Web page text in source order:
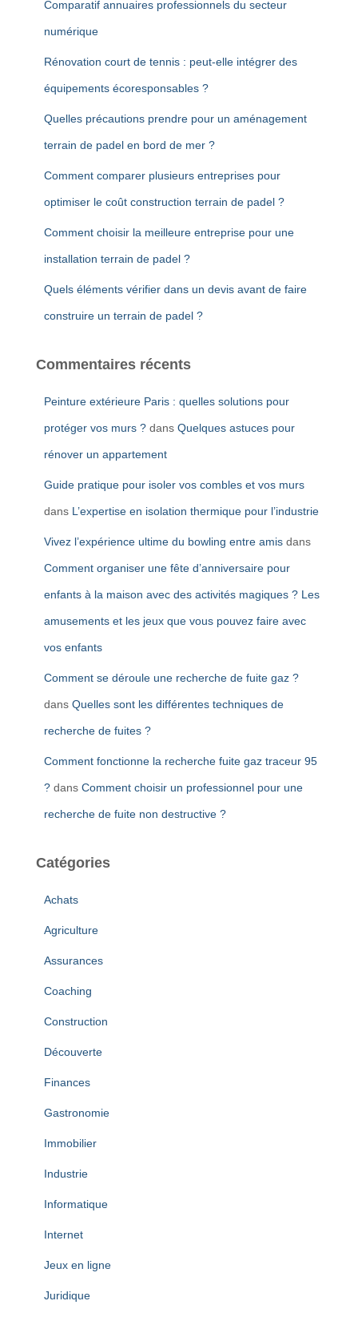
Comparatif annuaires professionnels du secteur
numérique
Rénovation court de tennis : peut-elle intégrer des
équipements écoresponsables ?
Quelles précautions prendre pour un aménagement
terrain de padel en bord de mer ?
Comment comparer plusieurs entreprises pour
optimiser le coût construction terrain de padel ?
Comment choisir la meilleure entreprise pour une
installation terrain de padel ?
Quels éléments vérifier dans un devis avant de faire
construire un terrain de padel ?
Commentaires récents
Peinture extérieure Paris : quelles solutions pour
protéger vos murs ? dans Quelques astuces pour
rénover un appartement
Guide pratique pour isoler vos combles et vos murs
dans L’expertise en isolation thermique pour l’industrie
Vivez l’expérience ultime du bowling entre amis dans
Comment organiser une fête d’anniversaire pour
enfants à la maison avec des activités magiques ? Les
amusements et les jeux que vous pouvez faire avec
vos enfants
Comment se déroule une recherche de fuite gaz ?
dans Quelles sont les différentes techniques de
recherche de fuites ?
Comment fonctionne la recherche fuite gaz traceur 95
? dans Comment choisir un professionnel pour une
recherche de fuite non destructive ?
Catégories
Achats
Agriculture
Assurances
Coaching
Construction
Découverte
Finances
Gastronomie
Immobilier
Industrie
Informatique
Internet
Jeux en ligne
Juridique